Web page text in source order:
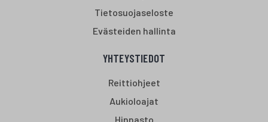
Tietosuojaseloste
Evästeiden hallinta
YHTEYSTIEDOT
Reittiohjeet
Aukioloajat
Hinnasto